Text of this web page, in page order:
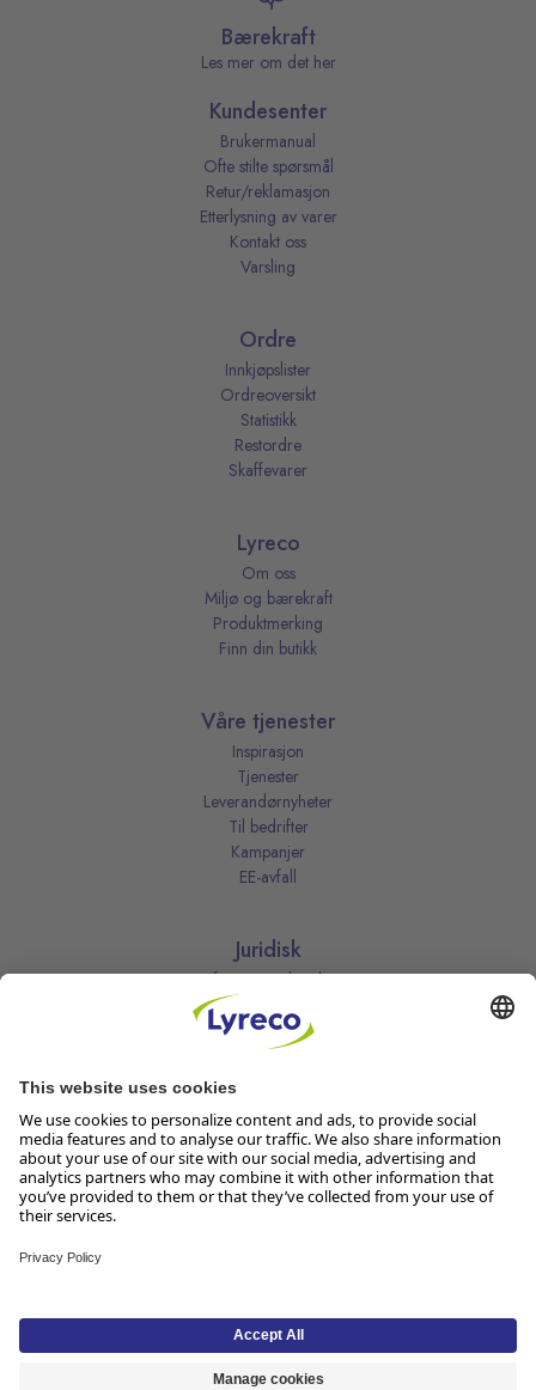
Bærekraft
Les mer om det her
Kundesenter
Brukermanual
Ofte stilte spørsmål
Retur/reklamasjon
Etterlysning av varer
Kontakt oss
Varsling
Ordre
Innkjøpslister
Ordreoversikt
Statistikk
Restordre
Skaffevarer
Lyreco
Om oss
Miljø og bærekraft
Produktmerking
Finn din butikk
Våre tjenester
Inspirasjon
Tjenester
Leverandørnyheter
Til bedrifter
Kampanjer
EE-avfall
Juridisk
Informasjonskapsler
Kjøpsbetingelser
Personvernerklæring
Vilkår
Vilkår for kundeklubben
Åpenhetsloven
Endre dine personvernsinnstillinger
Lyreco Norge AS, Solheimvn. 6-8, 1461 Lørenskog, Org.nr 916 950